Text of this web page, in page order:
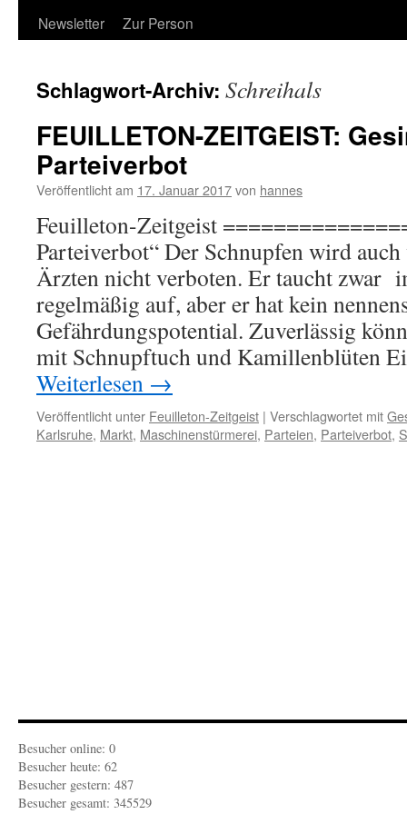
Newsletter
Zur Person
Schlagwort-Archiv: Schreihals
FEUILLETON-ZEITGEIST:
Parteiverbot
Veröffentlicht am 17. Januar 2017von hannes
Feuilleton-Zeitgeist
Parteiverbot“ Der Schnupfen wird
Ärzten nicht verboten. Er taucht zwar
regelmäßig auf, aber er hat kein
Gefährdungspotential. Zuverlässig
mit Schnupftuch und Kamillenblüten
Weiterlesen →
Veröffentlicht unter Feuilleton-Zeitgeist | Verschlagwortet mit
Karlsruhe, Markt, Maschinenstürmerei, Parteien, Parteiverbot,
Besucher online: 0
Besucher heute: 62
Besucher gestern: 487
Besucher gesamt: 345529